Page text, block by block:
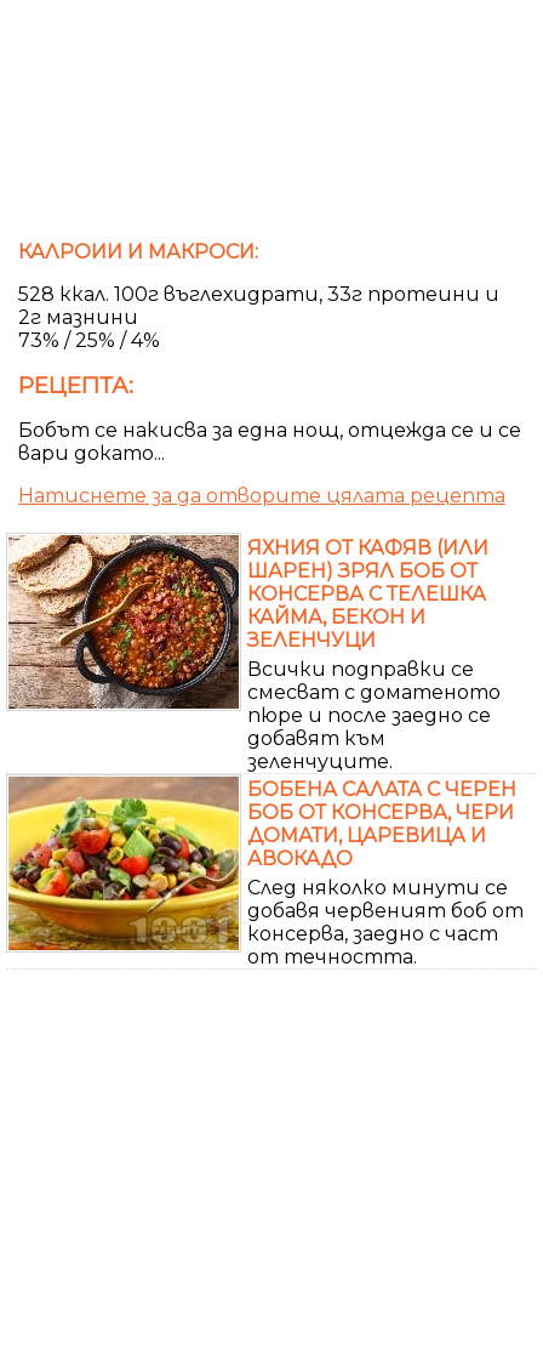
КАЛРОИИ И МАКРОСИ:
528 ккал. 100г въглехидрати, 33г протеини и
2г мазнини
73% / 25% / 4%
РЕЦЕПТА:
Бобът се накисва за една нощ, отцежда се и се
вари докато...
Натиснете за да отворите цялата рецепта
ЯХНИЯ ОТ КАФЯВ (ИЛИ
ШАРЕН) ЗРЯЛ БОБ ОТ
КОНСЕРВА С ТЕЛЕШКА
КАЙМА, БЕКОН И
ЗЕЛЕНЧУЦИ
Всички подправки се
смесват с доматеното
пюре и после заедно се
добавят към
зеленчуците.
БОБЕНА САЛАТА С ЧЕРЕН
БОБ ОТ КОНСЕРВА, ЧЕРИ
ДОМАТИ, ЦАРЕВИЦА И
АВОКАДО
След няколко минути се
добавя червеният боб от
консерва, заедно с част
от течността.